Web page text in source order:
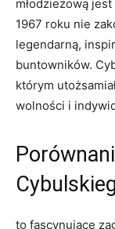
młodzieżową
1967 roku nie
legendarną,
buntowników.
którym
wolności i
to fascynujące